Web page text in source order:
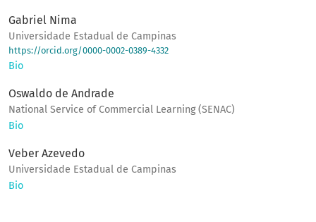
Gabriel Nima
Universidade Estadual de Campinas
https://orcid.org/0000-0002-0389-4332
Bio
Oswaldo de Andrade
National Service of Commercial Learning (SENAC)
Bio
Veber Azevedo
Universidade Estadual de Campinas
Bio